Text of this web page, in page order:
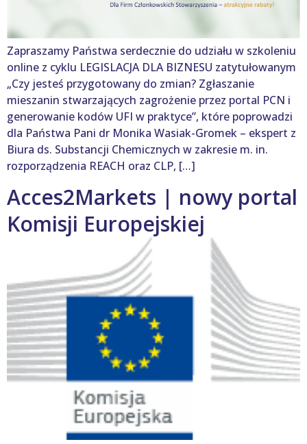
Zapraszamy Państwa serdecznie do udziału w szkoleniu
online z cyklu LEGISLACJA DLA BIZNESU zatytułowanym
„Czy jesteś przygotowany do zmian? Zgłaszanie
mieszanin stwarzających zagrożenie przez portal PCN i
generowanie kodów UFI w praktyce”, które poprowadzi
dla Państwa Pani dr Monika Wasiak-Gromek – ekspert z
Biura ds. Substancji Chemicznych w zakresie m. in.
rozporządzenia REACH oraz CLP, […]
Acces2Markets | nowy portal
Komisji Europejskiej